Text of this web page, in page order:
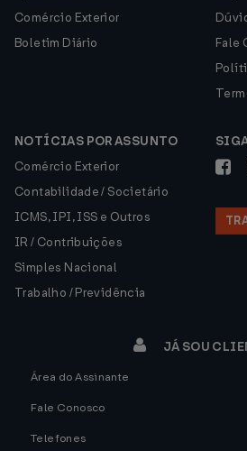
Comércio Exterior
Boletim Diário
Fale
NOTÍCIAS POR ASSUNTO
Comércio Exterior
Contabilidade / Societário
ICMS, IPI, ISS e Outros
IR / Contribuições
Simples Nacional
Trabalho / Previdência
JÁ SOU
Área do Assinante
Fale Conosco
Telefones